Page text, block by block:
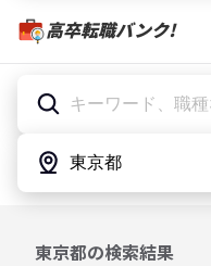
高卒転職バンク!
東京都の検索結果